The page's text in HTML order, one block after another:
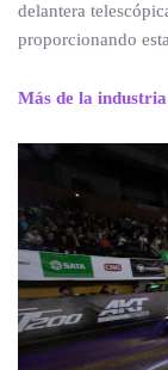
delantera
proporcionando
Más de la